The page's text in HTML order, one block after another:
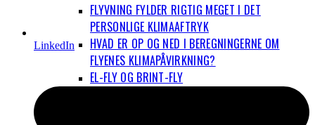
FLYVNING FYLDER RIGTIG MEGET I DET
PERSONLIGE KLIMAAFTRYK
HVAD ER OP OG NED I BEREGNINGERNE OM
FLYENES KLIMAPÅVIRKNING?
EL-FLY OG BRINT-FLY
LinkedIn